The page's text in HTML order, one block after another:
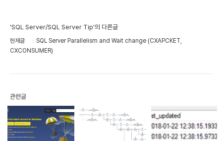
'SQL Server/SQL Server Tip'의 다른글
현재글
SQL Server Parallelism and Wait change (CXAPCKET,
CXCONSUMER)
관련글